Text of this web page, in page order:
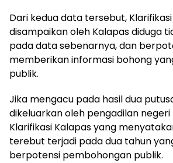
Dari kedua data tersebut,
disampaikan oleh Kalapas diduga
pada data sebenarnya, dan
memberikan informasi bohong
publik.
Jika mengacu pada hasil dua
dikeluarkan oleh pengadilan
Klarifikasi Kalapas yang
terebut terjadi pada dua tahun
berpotensi pembohongan publik.